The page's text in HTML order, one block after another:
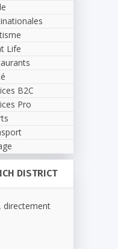
Life
B2C
Pro
DISTRICT
directement